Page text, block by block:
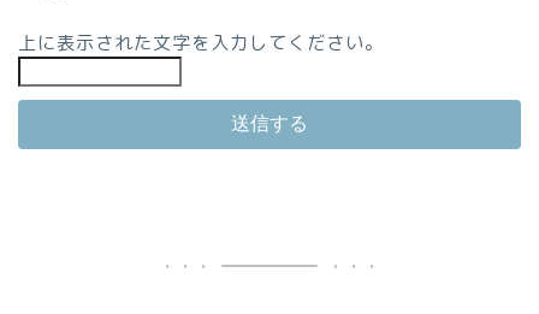
上に表示された文字を入力してください。